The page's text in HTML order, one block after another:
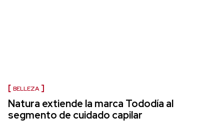
BELLEZA
Natura extiende la marca Tododía al
segmento de cuidado capilar